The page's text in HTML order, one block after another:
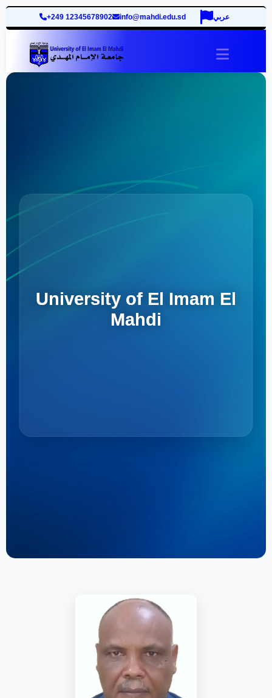
+249 12345678902 info@mahdi.edu.sd عربي
University of El Imam El
Mahdi